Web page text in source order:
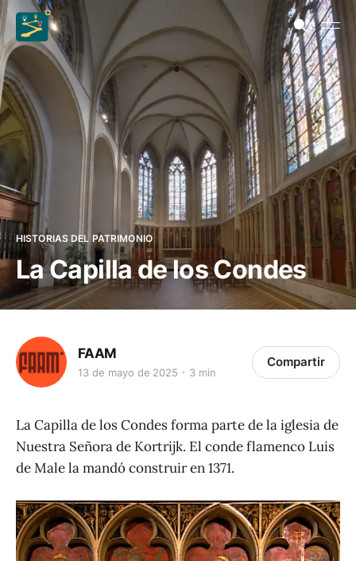
HISTORIAS DEL PATRIMONIO
La Capilla de los Condes
FAAM
13 de mayo de 2025 3 min
Compartir
La Capilla de los Condes forma parte de la iglesia de
Nuestra Señora de Kortrijk. El conde flamenco Luis
de Male la mandó construir en 1371.